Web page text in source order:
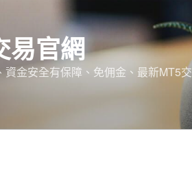
易官網
金安全有保障、免佣金、最新MT5